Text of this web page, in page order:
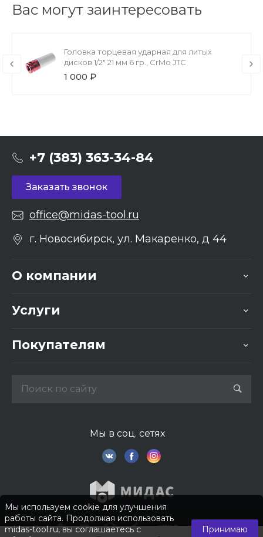
Вас могут заинтересовать
Головка торцевая ударная для литых
дисков 1/2" 21 мм 6 гр., CrMo JTC
1 000 ₽
+7 (383) 363-34-84
Заказать звонок
office@midas-tool.ru
г. Новосибирск, ул. Макаренко, д 44
О компании
Услуги
Покупателям
Мы в соц. сетях
Мы используем cookie для улучшения
работы сайта. Продолжая использовать
midas-tool.ru, вы соглашаетесь с
Принимаю